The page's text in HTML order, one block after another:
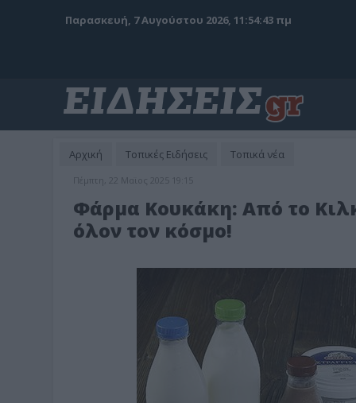
Παρασκευή, 7 Αυγούστου 2026, 11:54:45 πμ
Αρχική Τοπικές Ειδήσεις Τοπικά νέα
Πέμπτη, 22 Μαϊος 2025 19:15
Φάρμα Κουκάκη: Από το
όλον τον κόσμο!